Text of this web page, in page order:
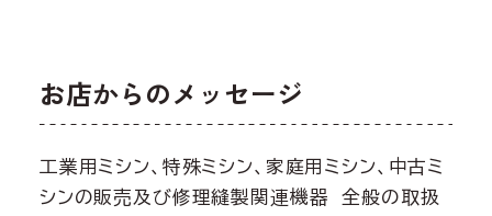
お店からのメッセージ
工業用ミシン、特殊ミシン、家庭用ミシン、中古ミ
シンの販売及び修理縫製関連機器 全般の取扱